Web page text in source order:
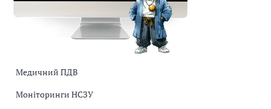
Медичний ПДВ
Моніторинги НСЗУ